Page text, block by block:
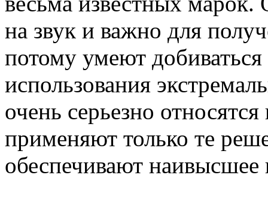
на звук и важно для
потому умеют добиваться
использования
очень серьезно
применяют только те
обеспечивают наивысшее